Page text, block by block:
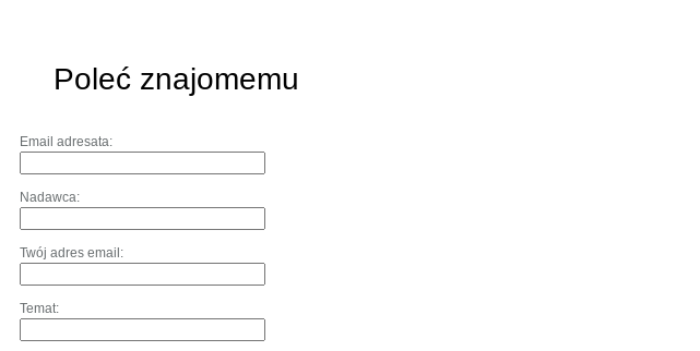
Poleć znajomemu
Email adresata:
Nadawca:
Twój adres email:
Temat: